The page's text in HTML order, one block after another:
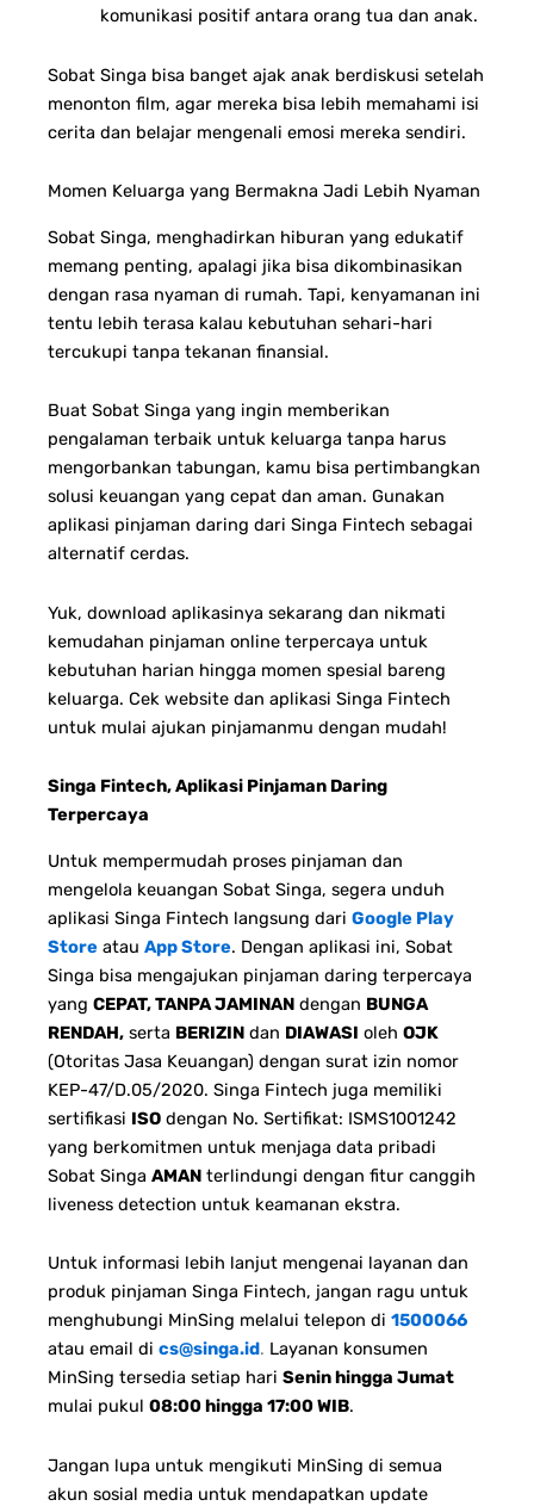
komunikasi positif antara orang tua dan anak.
Sobat Singa bisa banget ajak anak berdiskusi setelah
menonton film, agar mereka bisa lebih memahami isi
cerita dan belajar mengenali emosi mereka sendiri.
Momen Keluarga yang Bermakna Jadi Lebih Nyaman
Sobat Singa, menghadirkan hiburan yang edukatif
memang penting, apalagi jika bisa dikombinasikan
dengan rasa nyaman di rumah. Tapi, kenyamanan ini
tentu lebih terasa kalau kebutuhan sehari-hari
tercukupi tanpa tekanan finansial.
Buat Sobat Singa yang ingin memberikan
pengalaman terbaik untuk keluarga tanpa harus
mengorbankan tabungan, kamu bisa pertimbangkan
solusi keuangan yang cepat dan aman. Gunakan
aplikasi pinjaman daring dari Singa Fintech sebagai
alternatif cerdas.
Yuk, download aplikasinya sekarang dan nikmati
kemudahan pinjaman online terpercaya untuk
kebutuhan harian hingga momen spesial bareng
keluarga. Cek website dan aplikasi Singa Fintech
untuk mulai ajukan pinjamanmu dengan mudah!
Singa Fintech, Aplikasi Pinjaman Daring
Terpercaya
Untuk mempermudah proses pinjaman dan
mengelola keuangan Sobat Singa, segera unduh
aplikasi Singa Fintech langsung dari Google Play
Store atau App Store. Dengan aplikasi ini, Sobat
Singa bisa mengajukan pinjaman daring terpercaya
yang CEPAT, TANPA JAMINAN dengan BUNGA
RENDAH, serta BERIZIN dan DIAWASI oleh OJK
(Otoritas Jasa Keuangan) dengan surat izin nomor
KEP-47/D.05/2020. Singa Fintech juga memiliki
sertifikasi ISO dengan No. Sertifikat: ISMS1001242
yang berkomitmen untuk menjaga data pribadi
Sobat Singa AMAN terlindungi dengan fitur canggih
liveness detection untuk keamanan ekstra.
Untuk informasi lebih lanjut mengenai layanan dan
produk pinjaman Singa Fintech, jangan ragu untuk
menghubungi MinSing melalui telepon di 1500066
atau email di cs@singa.id. Layanan konsumen
MinSing tersedia setiap hari Senin hingga Jumat
mulai pukul 08:00 hingga 17:00 WIB.
Jangan lupa untuk mengikuti MinSing di semua
akun sosial media untuk mendapatkan update